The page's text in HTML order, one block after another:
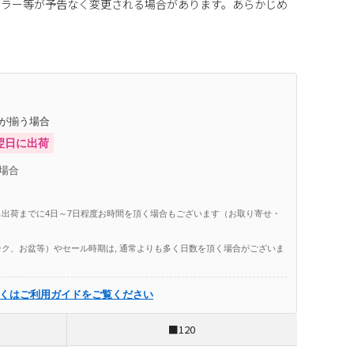
ー等が予告なく変更される場合があります。あらかじめ
揃う場合
日に出荷
合
荷までに4日～7日程度お時間を頂く場合もございます（お取り寄せ・
、お盆等）やセール時期は, 通常よりも多く日数を頂く場合がございま
はご利用ガイドをご覧ください
■120